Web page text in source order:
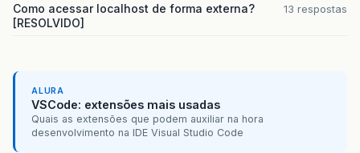
Como acessar localhost de forma externa?
[RESOLVIDO]
13 respostas
ALURA
VSCode: extensões mais usadas
Quais as extensões que podem auxiliar na hora
desenvolvimento na IDE Visual Studio Code